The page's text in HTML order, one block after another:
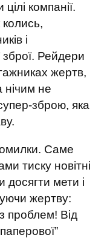
компанії.
і
Рейдери
жертв,
нічим не
зброю, яка
Саме
тиску новітні
досягти мети і
жертву:
проблем! Від